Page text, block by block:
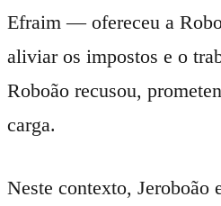
Efraim — ofereceu a
aliviar os impostos e o
Roboão recusou,
carga.
Neste contexto, Jeroboão